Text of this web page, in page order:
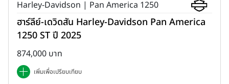
Harley-Davidson | Pan America 1250
ฮาร์ลีย์-เดวิดสัน Harley-Davidson Pan America
1250 ST ปี 2025
874,000 บาท
เพิ่มเพื่อเปรียบเทียบ